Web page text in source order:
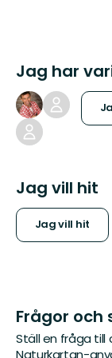
Jag har
Jag vill hit
Jag vill hit
Frågor och
Ställ en fråga till
Naturkartan-